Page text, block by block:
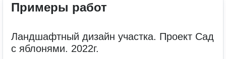
Примеры работ
Ландшафтный дизайн участка. Проект Сад
с яблонями. 2022г.